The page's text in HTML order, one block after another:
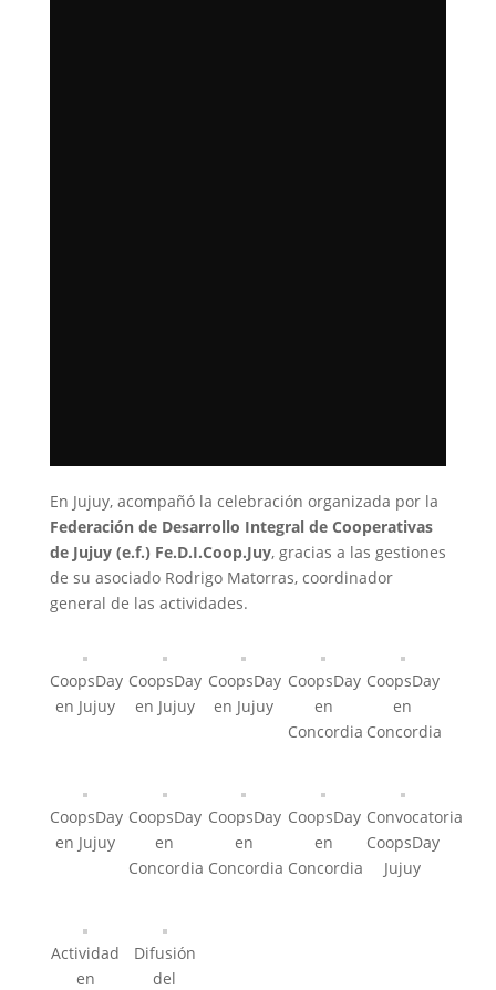
En Jujuy, acompañó la celebración organizada por la
Federación de Desarrollo Integral de Cooperativas
de Jujuy (e.f.) Fe.D.I.Coop.Juy, gracias a las gestiones
de su asociado Rodrigo Matorras, coordinador
general de las actividades.
CoopsDay
en Jujuy
CoopsDay
en Jujuy
CoopsDay
en Jujuy
CoopsDay
en
Concordia
CoopsDay
en
Concordia
CoopsDay
en Jujuy
CoopsDay
en
Concordia
CoopsDay
en
Concordia
CoopsDay
en
Concordia
Convocatoria
CoopsDay
Jujuy
Actividad
en
Difusión
del